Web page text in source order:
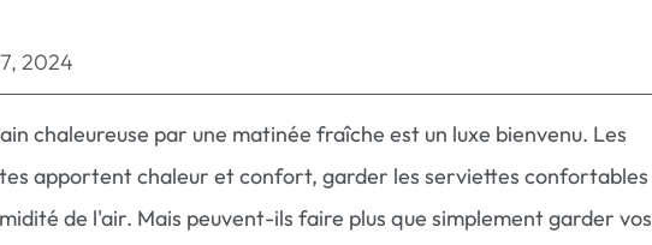
2024
chaleureuse par une matinée fraîche est un luxe bienvenu. Les
apportent chaleur et confort, garder les serviettes confortables
de l'air. Mais peuvent-ils faire plus que simplement garder vos